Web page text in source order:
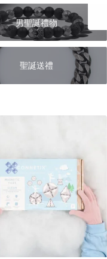
男聖誕禮物
聖誕送禮